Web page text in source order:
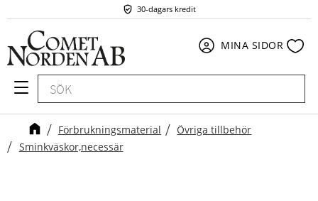
Meny
30-dagars kredit
MINA SIDOR
Förbrukningsmaterial
Övriga tillbehör
Sminkväskor,necessär